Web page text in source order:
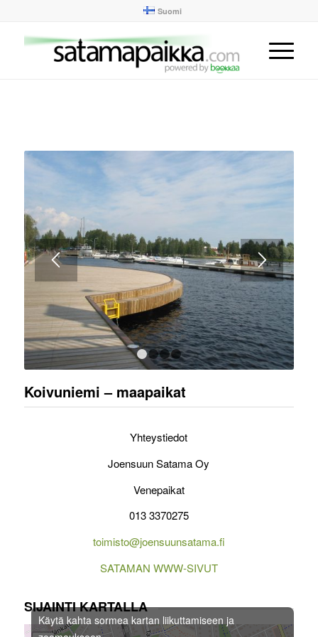
Suomi
1 2 3 4
Koivuniemi – maapaikat
Yhteystiedot
Joensuun Satama Oy
Venepaikat
013 3370275
toimisto@joensuunsatama.fi
SATAMAN WWW-SIVUT
SIJAINTI KARTALLA
Käytä kahta sormea kartan liikuttamiseen ja